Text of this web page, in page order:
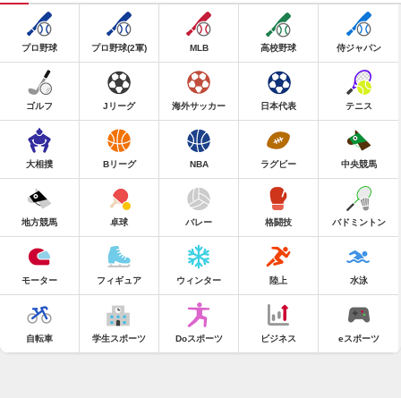
プロ野球 プロ野球(2軍) MLB 高校野球 侍ジャパン
ゴルフ Jリーグ 海外サッカー 日本代表 テニス
大相撲 Bリーグ NBA ラグビー 中央競馬
地方競馬 卓球 バレー 格闘技 バドミントン
モーター フィギュア ウィンター 陸上 水泳
自転車 学生スポーツ Doスポーツ ビジネス eスポーツ